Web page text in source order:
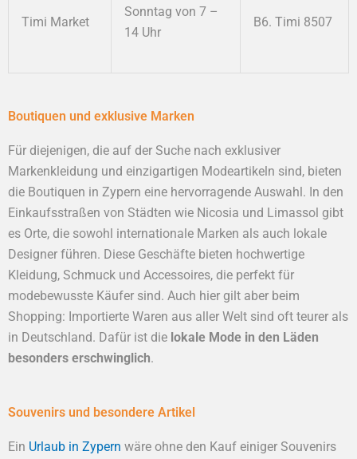
Timi Market
Sonntag von 7 –
14 Uhr
B6. Timi 8507
Boutiquen und exklusive Marken
Für diejenigen, die auf der Suche nach exklusiver
Markenkleidung und einzigartigen Modeartikeln sind, bieten
die Boutiquen in Zypern eine hervorragende Auswahl. In den
Einkaufsstraßen von Städten wie Nicosia und Limassol gibt
es Orte, die sowohl internationale Marken als auch lokale
Designer führen. Diese Geschäfte bieten hochwertige
Kleidung, Schmuck und Accessoires, die perfekt für
modebewusste Käufer sind. Auch hier gilt aber beim
Shopping: Importierte Waren aus aller Welt sind oft teurer als
in Deutschland. Dafür ist die lokale Mode in den Läden
besonders erschwinglich.
Souvenirs und besondere Artikel
Ein Urlaub in Zypern wäre ohne den Kauf einiger Souvenirs